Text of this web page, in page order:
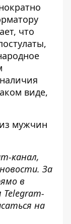
что
виде,
мужчин
канал,
За
в
на